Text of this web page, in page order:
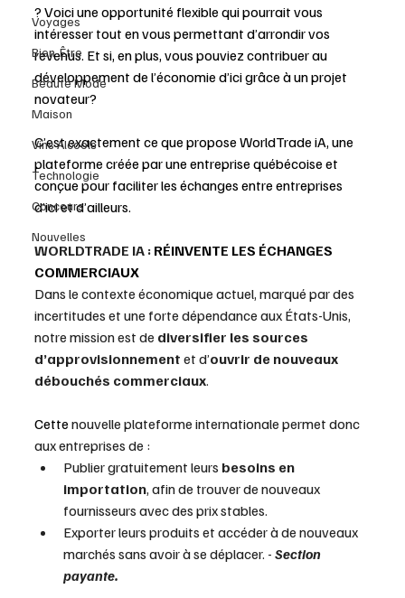
Voyages
Bien-Être
Beauté Mode
Maison
Vins Alcools
Technologie
Concours
Nouvelles
? Voici une opportunité flexible qui pourrait vous
intéresser tout en vous permettant d’arrondir vos
revenus. Et si, en plus, vous pouviez contribuer au
développement de l’économie d’ici grâce à un projet
novateur?
C’est exactement ce que propose WorldTrade iA, une
plateforme créée par une entreprise québécoise et
conçue pour faciliter les échanges entre entreprises
d’ici et d’ailleurs.
WORLDTRADE IA : RÉINVENTE LES ÉCHANGES
COMMERCIAUX
Dans le contexte économique actuel, marqué par des
incertitudes et une forte dépendance aux États-Unis,
notre mission est de diversifier les sources
d’approvisionnement et d’ouvrir de nouveaux
débouchés commerciaux.
Cette nouvelle plateforme internationale permet donc
aux entreprises de :
Publier gratuitement leurs besoins en
importation, afin de trouver de nouveaux
fournisseurs avec des prix stables.
Exporter leurs produits et accéder à de nouveaux
marchés sans avoir à se déplacer. - Section
payante.